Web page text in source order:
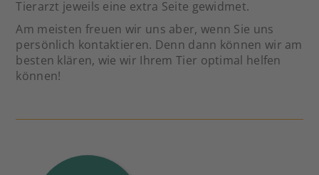
Tierarzt jeweils eine extra Seite gewidmet.
Am meisten freuen wir uns aber, wenn Sie uns
persönlich kontaktieren. Denn dann können wir am
besten klären, wie wir Ihrem Tier optimal helfen
können!